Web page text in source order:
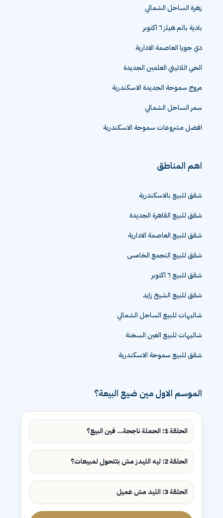
زهرة الساحل الشمالي
بادية بالم هيلز ٦ اكتوبر
دي جويا العاصمة الادارية
الحي اللاتيني العلمين الجديدة
مروج سموحة الجديدة الاسكندرية
سمر الساحل الشمالي
افضل مشروعات سموحة الاسكندرية
اهم المناطق
شقق للبيع بالاسكندرية
شقق للبيع القاهرة الجديدة
شقق للبيع العاصمة الادارية
شقق للبيع التجمع الخامس
شقق للبيع ٦ اكتوبر
شقق للبيع الشيخ زايد
شاليهات للبيع الساحل الشمالي
شاليهات للبيع العين السخنة
شقق للبيع سموحة الاسكندرية
الموسم الاول مين ضيع البيعة؟
الحلقة 1: الحملة ناجحة... فين البيع؟
الحلقة 2: ليه الليدز مش بتتحول لمبيعات؟
الحلقة 3: الليد مش عميل